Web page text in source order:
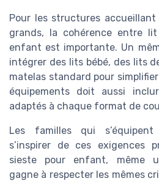
Pour les structures
grands, la cohérence entre
enfant est importante. Un
intégrer des lits bébé, des lits
matelas standard pour
équipements doit aussi
adaptés à chaque format de
Les familles qui
s’inspirer de ces exigences
sieste pour enfant, même
gagne à respecter les mêmes